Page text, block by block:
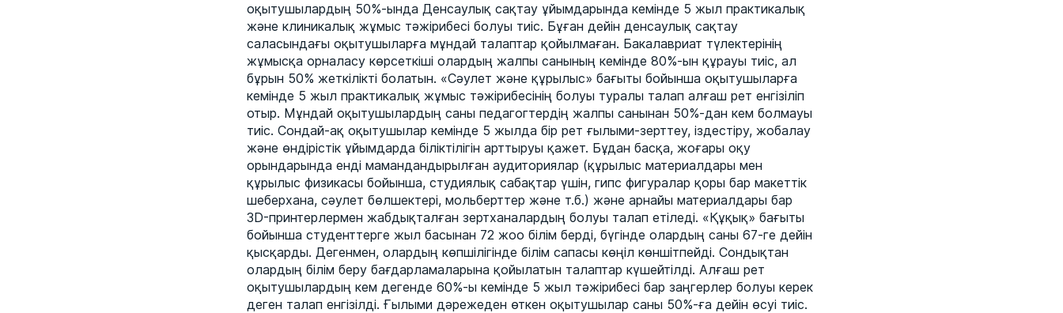
оқытушылардың 50%-ында Денсаулық сақтау ұйымдарында кемінде 5 жыл практикалық
және клиникалық жұмыс тәжірибесі болуы тиіс. Бұған дейін денсаулық сақтау
саласындағы оқытушыларға мұндай талаптар қойылмаған. Бакалавриат түлектерінің
жұмысқа орналасу көрсеткіші олардың жалпы санының кемінде 80%-ын құрауы тиіс, ал
бұрын 50% жеткілікті болатын. «Сәулет және құрылыс» бағыты бойынша оқытушыларға
кемінде 5 жыл практикалық жұмыс тәжірибесінің болуы туралы талап алғаш рет енгізіліп
отыр. Мұндай оқытушылардың саны педагогтердің жалпы санынан 50%-дан кем болмауы
тиіс. Сондай-ақ оқытушылар кемінде 5 жылда бір рет ғылыми-зерттеу, іздестіру, жобалау
және өндірістік ұйымдарда біліктілігін арттыруы қажет. Бұдан басқа, жоғары оқу
орындарында енді мамандандырылған аудиториялар (құрылыс материалдары мен
құрылыс физикасы бойынша, студиялық сабақтар үшін, гипс фигуралар қоры бар макеттік
шеберхана, сәулет бөлшектері, мольберттер және т.б.) және арнайы материалдары бар
3D-принтерлермен жабдықталған зертханалардың болуы талап етіледі. «Құқық» бағыты
бойынша студенттерге жыл басынан 72 жоо білім берді, бүгінде олардың саны 67-ге дейін
қысқарды. Дегенмен, олардың көпшілігінде білім сапасы көңіл көншітпейді. Сондықтан
олардың білім беру бағдарламаларына қойылатын талаптар күшейтілді. Алғаш рет
оқытушылардың кем дегенде 60%-ы кемінде 5 жыл тәжірибесі бар заңгерлер болуы керек
деген талап енгізілді. Ғылыми дәрежеден өткен оқытушылар саны 50%-ға дейін өсуі тиіс.